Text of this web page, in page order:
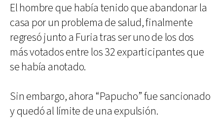
El hombre que había tenido que abandonar la
casa por un problema de salud, finalmente
regresó junto a Furia tras ser uno de los dos
más votados entre los 32 exparticipantes que
se había anotado.
Sin embargo, ahora “Papucho” fue sancionado
y quedó al límite de una expulsión.